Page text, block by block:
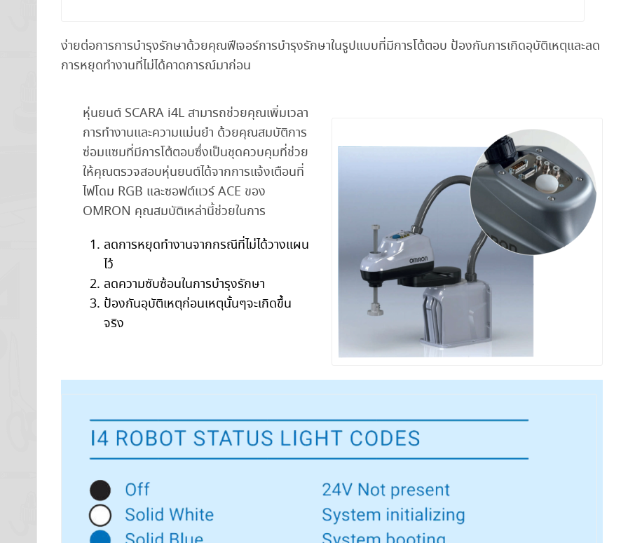
ง่ายต่อการการบำรุงรักษาด้วยคุณฟีเจอร์การบำรุงรักษาในรูปแบบที่มีการโต้ตอบ ป้องกันการเกิดอุบัติเหตุและลด
การหยุดทำงานที่ไม่ได้คาดการณ์มาก่อน
หุ่นยนต์ SCARA i4L สามารถช่วยคุณเพิ่มเวลา
การทำงานและความแม่นยำ ด้วยคุณสมบัติการ
ซ่อมแซมที่มีการโต้ตอบซึ่งเป็นชุดควบคุมที่ช่วย
ให้คุณตรวจสอบหุ่นยนต์ได้จากการแจ้งเตือนที่
ไฟโดม RGB และซอฟต์แวร์ ACE ของ
OMRON คุณสมบัติเหล่านี้ช่วยในการ
ลดการหยุดทำงานจากกรณีที่ไม่ได้วางแผน
ไว้
ลดความซับซ้อนในการบำรุงรักษา
ป้องกันอุบัติเหตุก่อนเหตุนั้นๆจะเกิดขึ้น
จริง